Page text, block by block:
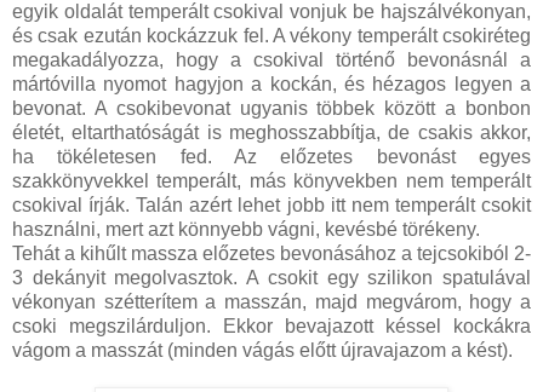
egyik oldalát temperált csokival vonjuk be hajszálvékonyan,
és csak ezután kockázzuk fel. A vékony temperált csokiréteg
megakadályozza, hogy a csokival történő bevonásnál a
mártóvilla nyomot hagyjon a kockán, és hézagos legyen a
bevonat. A csokibevonat ugyanis többek között a bonbon
életét, eltarthatóságát is meghosszabbítja, de csakis akkor,
ha tökéletesen fed. Az előzetes bevonást egyes
szakkönyvekkel temperált, más könyvekben nem temperált
csokival írják. Talán azért lehet jobb itt nem temperált csokit
használni, mert azt könnyebb vágni, kevésbé törékeny.
Tehát a kihűlt massza előzetes bevonásához a tejcsokiból 2-
3 dekányit megolvasztok. A csokit egy szilikon spatulával
vékonyan szétterítem a masszán, majd megvárom, hogy a
csoki megszilárduljon. Ekkor bevajazott késsel kockákra
vágom a masszát (minden vágás előtt újravajazom a kést).